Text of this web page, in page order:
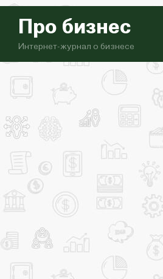
Про бизнес
Интернет-журнал о бизнесе